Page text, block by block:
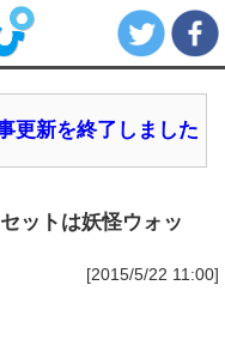
更新を終了しました
ットは妖怪ウォッ
[2015/5/22 11:00]